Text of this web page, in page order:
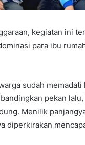
kegiatan ini
para ibu
sudah
pekan
Menilik
diperkirakan